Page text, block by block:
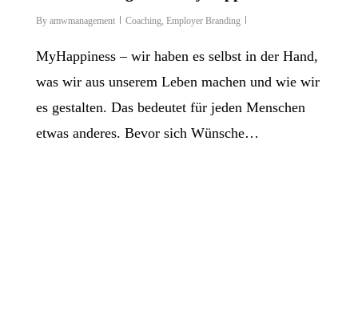
By amwmanagement Coaching Employer Branding
MyHappiness – wir haben es selbst in der Hand,
was wir aus unserem Leben machen und wie wir
es gestalten. Das bedeutet für jeden Menschen
etwas anderes. Bevor sich Wünsche…